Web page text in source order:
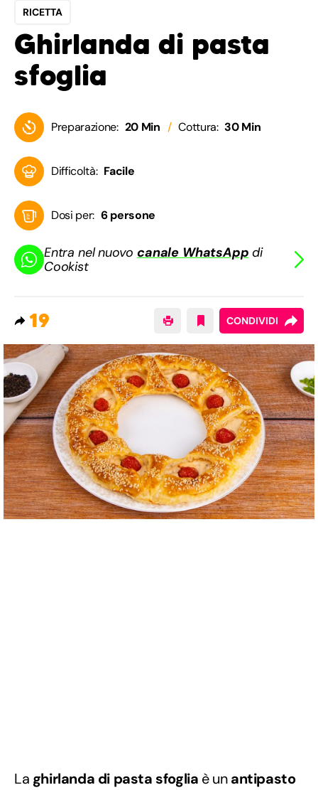
RICETTA
Ghirlanda di pasta
sfoglia
Preparazione: 20 Min Cottura: 30 Min
Difficoltà: Facile
Dosi per: 6 persone
Entra nel nuovocanale WhatsApp di
Cookist
19 CONDIVIDI
La ghirlanda di pasta sfoglia è unantipasto